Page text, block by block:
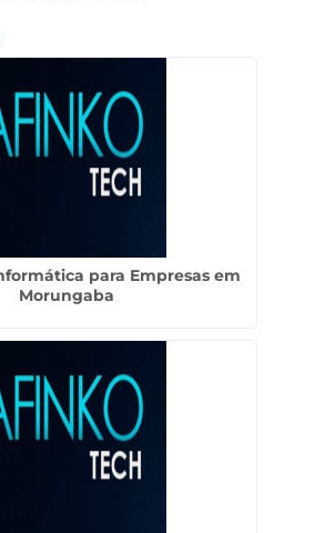
para Empresas em
Morungaba